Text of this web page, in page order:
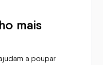
mais
a poupar